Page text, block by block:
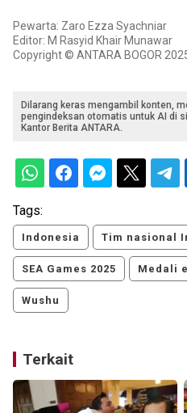
Pewarta: Zaro Ezza Syachniar
Editor: M Rasyid Khair Munawar
Copyright © ANTARA BOGOR
Dilarang keras mengambil konten,
pengindeksan otomatis untuk AI di
Kantor Berita ANTARA.
Tags:
Indonesia Tim nasional
SEA Games 2025 Medali
Wushu
Terkait